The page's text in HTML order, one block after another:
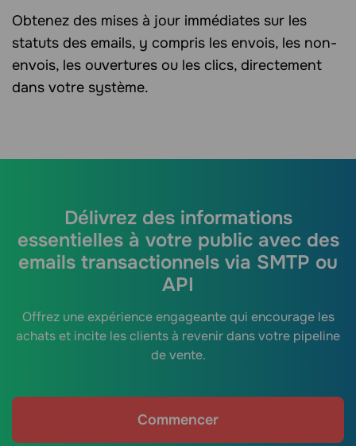
Obtenez des mises à jour immédiates sur les
statuts des emails, y compris les envois, les non-
envois, les ouvertures ou les clics, directement
dans votre système.
Délivrez des informations
essentielles à votre public avec des
emails transactionnels via SMTP ou
API
Offrez une expérience engageante qui encourage les
achats et incite les clients à revenir dans votre pipeline
de vente.
Commencer